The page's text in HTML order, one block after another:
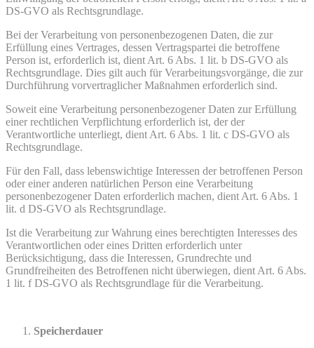
DS-GVO als Rechtsgrundlage.
Bei der Verarbeitung von personenbezogenen Daten, die zur
Erfüllung eines Vertrages, dessen Vertragspartei die betroffene
Person ist, erforderlich ist, dient Art. 6 Abs. 1 lit. b DS-GVO als
Rechtsgrundlage. Dies gilt auch für Verarbeitungsvorgänge, die zur
Durchführung vorvertraglicher Maßnahmen erforderlich sind.
Soweit eine Verarbeitung personenbezogener Daten zur Erfüllung
einer rechtlichen Verpflichtung erforderlich ist, der der
Verantwortliche unterliegt, dient Art. 6 Abs. 1 lit. c DS-GVO als
Rechtsgrundlage.
Für den Fall, dass lebenswichtige Interessen der betroffenen Person
oder einer anderen natürlichen Person eine Verarbeitung
personenbezogener Daten erforderlich machen, dient Art. 6 Abs. 1
lit. d DS-GVO als Rechtsgrundlage.
Ist die Verarbeitung zur Wahrung eines berechtigten Interesses des
Verantwortlichen oder eines Dritten erforderlich unter
Berücksichtigung, dass die Interessen, Grundrechte und
Grundfreiheiten des Betroffenen nicht überwiegen, dient Art. 6 Abs.
1 lit. f DS-GVO als Rechtsgrundlage für die Verarbeitung.
Speicherdauer